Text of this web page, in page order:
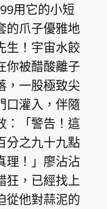
用它的小短
的爪子優雅地
生！宇宙水餃
你被醋酸離子
，一股極致尖
口灌入，伴隨
：「警告！這
分之九十九點
理！」廖沾沾
狂，已經找上
從他對蒜泥的